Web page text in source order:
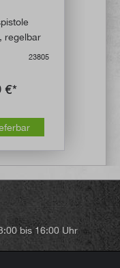
regelbar
23805
€*
bis 16:00 Uhr